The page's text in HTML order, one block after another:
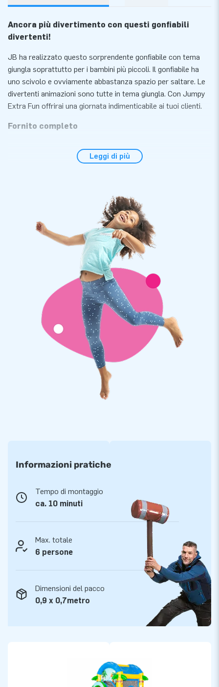
Ancora più divertimento con questi gonfiabili
divertenti!
JB ha realizzato questo sorprendente gonfiabile con tema
giungla soprattutto per i bambini più piccoli. Il gonfiabile ha
uno scivolo e ovviamente abbastanza spazio per saltare. Le
divertenti animazioni sono tutte in tema giungla. Con Jumpy
Extra Fun offrirai una giornata indimenticabile ai tuoi clienti.
Fornito completo
Jumpy Extra Fun è un pezzo unico e per questo facile da
I gonfiabili JB sono rinforzati in più punti, dotati di cuciture
ribattute e realizzati in robusto PVC di 650 gr di alta qualità.
Sono quindi molto resistenti e facili da pulire. Il gioco è inoltre
coperto da una garanzia di 5 anni. Per questo motivo, con
questo prodotto fornisci il piacere di gioco ottimale per anni.
Più di 15.000 clienti hanno scelto JB
Da più di 15 anni JB fa letteralmente fare i salti di gioia a
milioni di persone in tutto il mondo. I nostri progettisti,
sviluppatori e addetti alla logistica forniscono attrazioni
gonfiabili uniche e insuperabili! E ti garantiscono sempre un
servizio e una consegna professionali. Ecco perché ci
chiamano anche ‘creatori di grandezza’!
Leggi di più
Informazioni pratiche
Tempo di montaggio
ca. 10 minuti
Max. totale
6 persone
Dimensioni del pacco
0,9 x 0,7metro